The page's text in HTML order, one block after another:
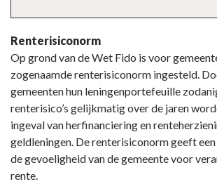
Renterisiconorm
Op grond van de Wet Fido is voor
zogenaamde renterisiconorm ingesteld.
gemeenten hun leningenportefeuille
renterisico’s gelijkmatig over de jaren
ingeval van herfinanciering en
geldleningen. De renterisiconorm geeft
de gevoeligheid van de gemeente voor
rente.